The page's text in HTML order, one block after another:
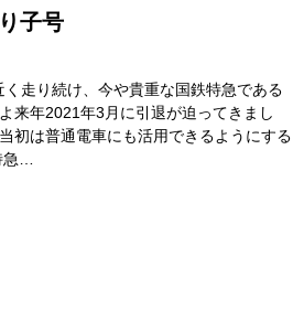
子号
走り続け、今や貴重な国鉄特急である
来年2021年3月に引退が迫ってきまし
初は普通電車にも活用できるようにする
…